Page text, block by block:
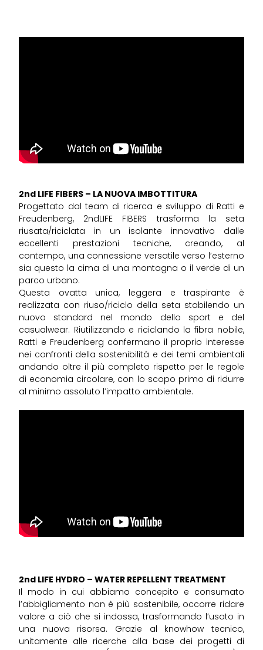
2nd LIFE FIBERS – LA NUOVA IMBOTTITURA
Progettato dal team di ricerca e sviluppo di Ratti e
Freudenberg, 2ndLIFE FIBERS trasforma la seta
riusata/riciclata in un isolante innovativo dalle
eccellenti prestazioni tecniche, creando, al
contempo, una connessione versatile verso l’esterno
sia questo la cima di una montagna o il verde di un
parco urbano.
Questa ovatta unica, leggera e traspirante è
realizzata con riuso/riciclo della seta stabilendo un
nuovo standard nel mondo dello sport e del
casualwear. Riutilizzando e riciclando la fibra nobile,
Ratti e Freudenberg confermano il proprio interesse
nei confronti della sostenibilità e dei temi ambientali
andando oltre il più completo rispetto per le regole
di economia circolare, con lo scopo primo di ridurre
al minimo assoluto l’impatto ambientale.
2nd LIFE HYDRO – WATER REPELLENT TREATMENT
Il modo in cui abbiamo concepito e consumato
l’abbigliamento non è più sostenibile, occorre ridare
valore a ciò che si indossa, trasformando l’usato in
una nuova risorsa. Grazie al knowhow tecnico,
unitamente alle ricerche alla base dei progetti di